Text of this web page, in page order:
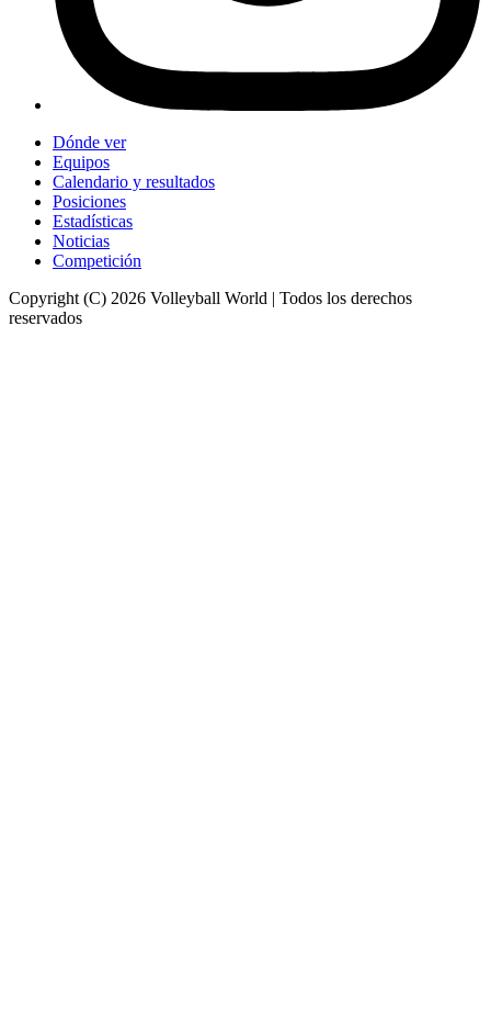
Dónde ver
Equipos
Calendario y resultados
Posiciones
Estadísticas
Noticias
Competición
Copyright (C) 2026 Volleyball World | Todos los derechos
reservados